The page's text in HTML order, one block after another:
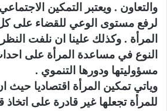
والتعاون . ويعتبر التمكين
لرفع مستوى الوعي للقضاء على
المرأة . وكذلك علينا ان نلفت
النوع في مساعدة المرأة على
مسؤوليتها ودورها التنموي .
وياتي تمكين المرأة اقتصاديا حيث ان
للمرأة تجعلها غير قادرة على اتخاذ